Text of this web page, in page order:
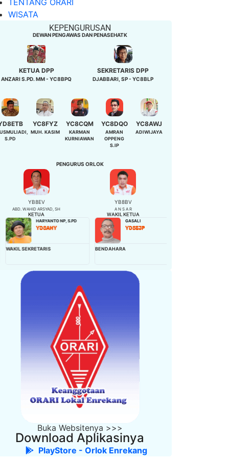
TENTANG ORARI
WISATA
KEPENGURUSAN
DEWAN PENGAWAS DAN PENASEHATK
KETUA DPP
ANZARI S.PD. MM - YC8BPQ
SEKRETARIS DPP
DJABBARI, SP - YC8BLP
S.PD
YC8FYZ
MUH. KASIM
YC8CQM
KARMAN
KURNIAWAN
YC8DQO
AMRAN
OPPENG
S.IP
YC8AWJ
ADIWIJAYA
PENGURUS ORLOK
YB8EV
ABD. WAHID ARSYAD, SH
KETUA
YB8BV
A N S A R
WAKIL KETUA
HARYANTO NP, S.PD
YD8AHY
SEKRETARIS
GASALI
YD8EJP
BENDAHARA
Buka Websitenya >>>
Download Aplikasinya
PlayStore - Orlok Enrekang